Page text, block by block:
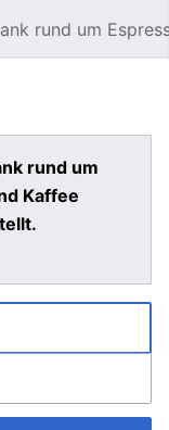
rund um
rund um
Kaffee